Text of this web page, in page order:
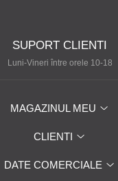
SUPORT CLIENTI
Luni-Vineri între orele 10-18
MAGAZINUL MEU
CLIENTI
DATE COMERCIALE